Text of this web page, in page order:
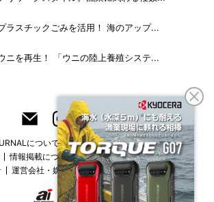
ラスチックごみを活用！ 海のアップ...
ニを再生！ 「ウニの陸上養殖システ...
について
フリーマガジンはこちら
情報掲載について お問い合わせ
採用情報
運営会社・媒体一覧 For overseas customers